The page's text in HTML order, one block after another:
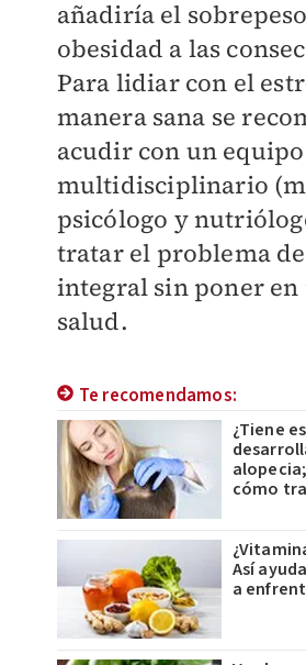
añadiría el
obesidad a las
Para lidiar con el
manera sana se
acudir con un equipo
multidisciplinario
psicólogo y
tratar el problema
integral sin poner en
salud.
Te recomendamos:
¿Tiene
cómo
Así
a